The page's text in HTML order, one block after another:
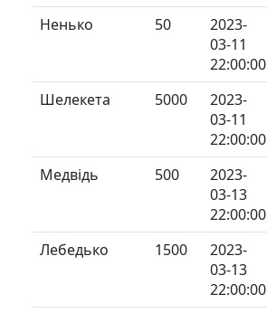
Ненько
50
2023-
03-11
22:00:00
Шелекета
5000
2023-
03-11
22:00:00
Медвідь
500
2023-
03-13
22:00:00
Лебедько
1500
2023-
03-13
22:00:00